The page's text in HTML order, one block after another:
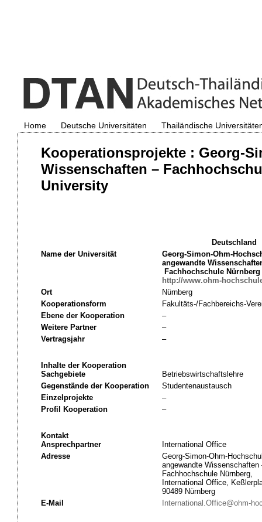
Home Deutsche Universitäten Thailändische
Kooperationsprojekte : Georg-
Wissenschaften –
University
Deutschland
Name der Universität
Georg-Simon-Ohm-
angewandte
Fachhochschule Nürnberg
http://www.ohm-
Ort
Nürnberg
Kooperationsform
Fakultäts-/Fachbereichs-
Ebene der Kooperation
–
Weitere Partner
–
Vertragsjahr
–
Inhalte der Kooperation
Sachgebiete
Betriebswirtschaftslehre
Gegenstände der Kooperation
Studentenaustausch
Einzelprojekte
–
Profil Kooperation
–
Kontakt
Ansprechpartner
International Office
Adresse
Georg-Simon-Ohm-
angewandte Wissenschaften
Fachhochschule Nürnberg,
International Office,
90489 Nürnberg
E-Mail
International.Office@ohm-